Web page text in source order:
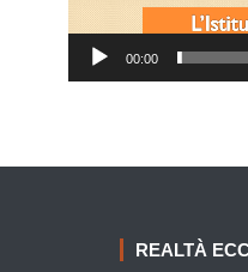
00:00
REALTÀ